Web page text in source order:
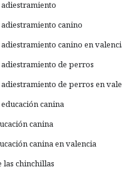
canino
canino en
de perros
de perros en
canina
canina
canina en valencia
las chinchillas